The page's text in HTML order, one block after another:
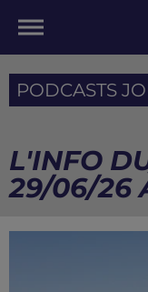
PODCASTS
L'INFO
29/06/26